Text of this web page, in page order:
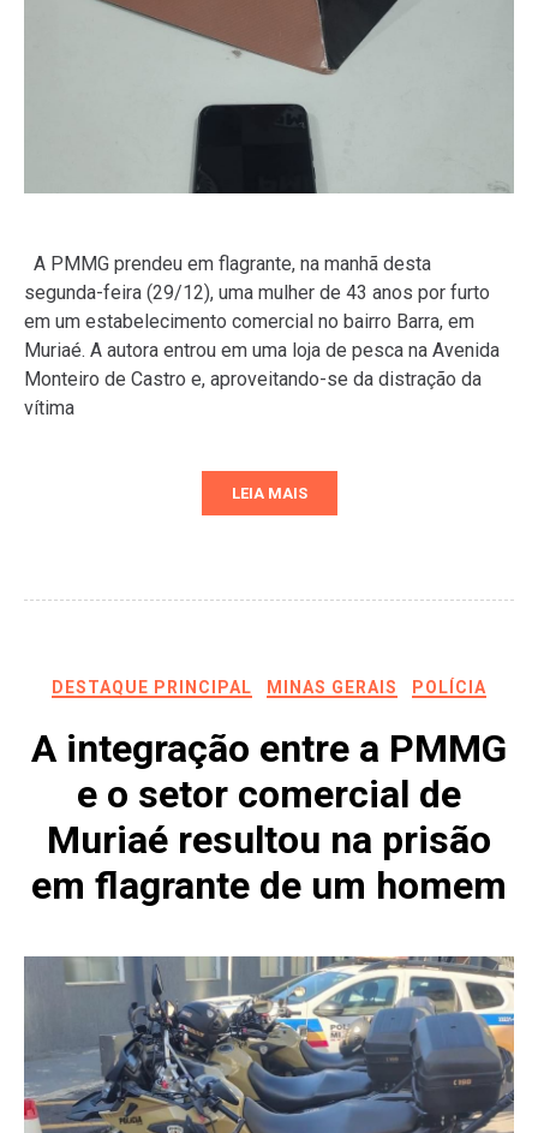
A PMMG prendeu em flagrante, na manhã desta
segunda-feira (29/12), uma mulher de 43 anos por furto
em um estabelecimento comercial no bairro Barra, em
Muriaé. A autora entrou em uma loja de pesca na Avenida
Monteiro de Castro e, aproveitando-se da distração da
vítima
LEIA MAIS
DESTAQUE PRINCIPAL MINAS GERAIS POLÍCIA
A integração entre a PMMG
e o setor comercial de
Muriaé resultou na prisão
em flagrante de um homem